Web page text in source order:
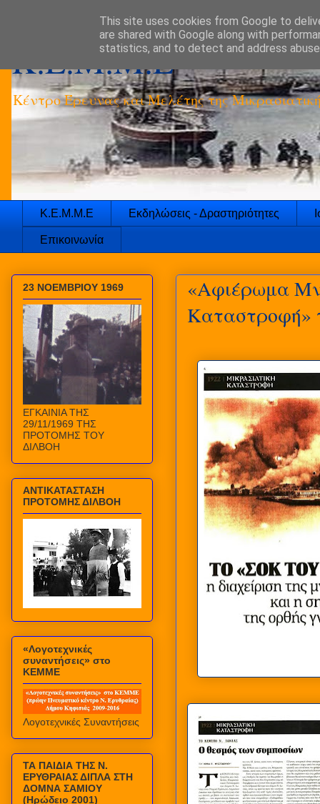
K.E.M.M.E
Κέντρο Έρευνας και Μελέτης της
Κ.Ε.Μ.Μ.Ε Εκδηλώσεις - Δραστηριότητες
Επικοινωνία
«Αφιέρωμα
Καταστροφή»
23 ΝΟΕΜΒΡΙΟΥ 1969
ΕΓΚΑΙΝΙΑ ΤΗΣ
29/11/1969 ΤΗΣ
ΠΡΟΤΟΜΗΣ ΤΟΥ
ΔΙΛΒΟΗ
ΑΝΤΙΚΑΤΑΣΤΑΣΗ
ΠΡΟΤΟΜΗΣ ΔΙΛΒΟΗ
«Λογοτεχνικές
συναντήσεις» στο
ΚΕΜΜΕ
Λογοτεχνικές Συναντήσεις
ΤΑ ΠΑΙΔΙΑ ΤΗΣ Ν.
ΕΡΥΘΡΑΙΑΣ ΔΙΠΛΑ ΣΤΗ
ΔΟΜΝΑ ΣΑΜΙΟΥ
(Ηρώδειο 2001)
This site uses cookies from Google to
are shared with Google along with
statistics, and to detect and address